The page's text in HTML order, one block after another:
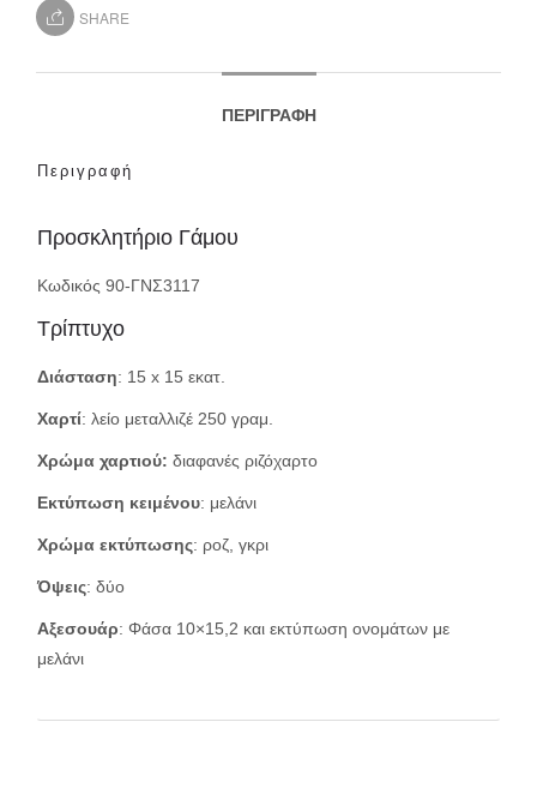
SHARE
ΠΕΡΙΓΡΑΦΉ
Περιγραφή
Προσκλητήριο Γάμου
Κωδικός 90-ΓΝΣ3117
Τρίπτυχο
Διάσταση: 15 x 15 εκατ.
Χαρτί: λείο μεταλλιζέ 250 γραμ.
Χρώμα χαρτιού: διαφανές ριζόχαρτο
Εκτύπωση κειμένου: μελάνι
Χρώμα εκτύπωσης: ροζ, γκρι
Όψεις: δύο
Αξεσουάρ: Φάσα 10×15,2 και εκτύπωση ονομάτων με
μελάνι